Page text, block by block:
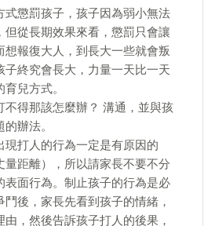
式懲罰孩子，孩子因為弱小無法
但從長期效果來看，懲罰只會讓
想報復大人，到長大一些就會叛
子終究會長大，力量一天比一天
兒方式。
不得那該怎麼辦？ 溝通，並與孩
辦法。
現打人的行為一定是有原因的
量距離），所以請家長不要不分
表面行為。制止孩子的行為是必
後，家長先看到孩子的情緒，
，然後告訴孩子打人的後果，